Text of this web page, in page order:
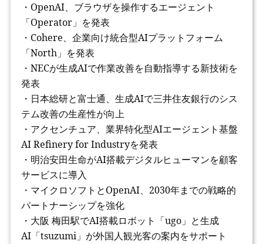
・OpenAI、ブラウザを操作するエージェント
「Operator」を発表
・Cohere、企業向け統合型AIプラットフォーム
「North」を発表
・NECが生成AIで作業改善を自動指導する新技術を
発表
・日本総研と富士通、生成AIで三井住友銀行のシス
テム改善の生産性が向上
・アクセンチュア、業界特化型AIエージェント基盤
AI Refinery for Industryを発表
・明治安田生命がAI搭載デジタルヒューマンを顧客
サービスに導入
・マイクロソフトとOpenAI、2030年までの戦略的
パートナーシップを強化
・大阪 梅田駅でAI搭載ロボット「ugo」と生成
AI「tsuzumi」が外国人観光客の案内をサポート